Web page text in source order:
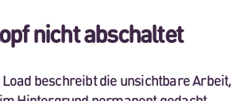
nicht abschaltet
beschreibt die unsichtbare Arbeit,